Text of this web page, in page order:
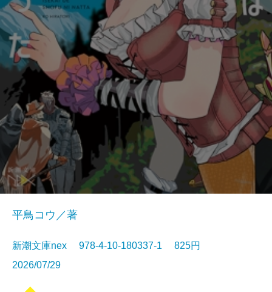
平鳥コウ／著
新潮文庫nex 978-4-10-180337-1 825円
2026/07/29